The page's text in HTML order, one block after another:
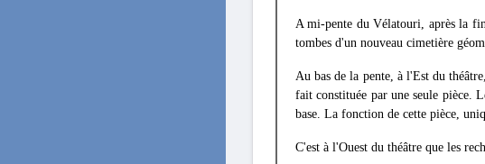
A mi-pente du Vélatouri, après la
tombes d'un nouveau cimetière
Au bas de la pente, à l'Est du
fait constituée par une seule pièce.
base. La fonction de cette pièce,
C'est à l'Ouest du théâtre que les